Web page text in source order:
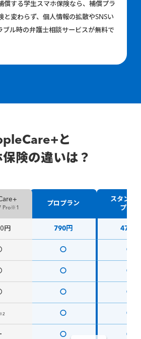
償する学生スマホ保険なら、補償プラ
と変わらず、 個人情報の拡散やSNSい
ブル時の弁護士相談サービスが無料で
と
険の違いは？
Pro※1
プロプラン
スタンダ
プラン
円 790円 470円
〇 〇
〇 〇
〇 〇
〇 〇
〇 〇